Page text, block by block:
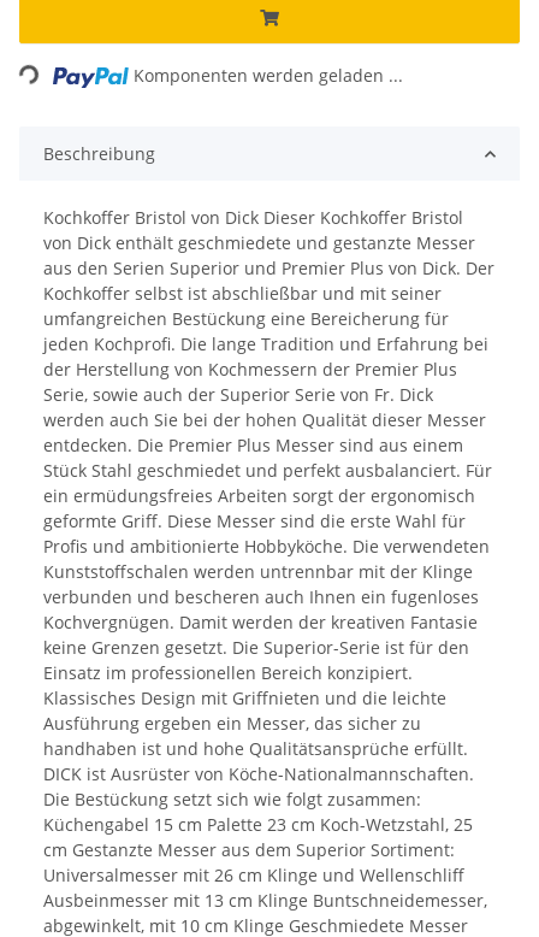
Loading... Komponenten werden geladen ...
Beschreibung
Kochkoffer Bristol von Dick Dieser Kochkoffer Bristol
von Dick enthält geschmiedete und gestanzte Messer
aus den Serien Superior und Premier Plus von Dick. Der
Kochkoffer selbst ist abschließbar und mit seiner
umfangreichen Bestückung eine Bereicherung für
jeden Kochprofi. Die lange Tradition und Erfahrung bei
der Herstellung von Kochmessern der Premier Plus
Serie, sowie auch der Superior Serie von Fr. Dick
werden auch Sie bei der hohen Qualität dieser Messer
entdecken. Die Premier Plus Messer sind aus einem
Stück Stahl geschmiedet und perfekt ausbalanciert. Für
ein ermüdungsfreies Arbeiten sorgt der ergonomisch
geformte Griff. Diese Messer sind die erste Wahl für
Profis und ambitionierte Hobbyköche. Die verwendeten
Kunststoffschalen werden untrennbar mit der Klinge
verbunden und bescheren auch Ihnen ein fugenloses
Kochvergnügen. Damit werden der kreativen Fantasie
keine Grenzen gesetzt. Die Superior-Serie ist für den
Einsatz im professionellen Bereich konzipiert.
Klassisches Design mit Griffnieten und die leichte
Ausführung ergeben ein Messer, das sicher zu
handhaben ist und hohe Qualitätsansprüche erfüllt.
DICK ist Ausrüster von Köche-Nationalmannschaften.
Die Bestückung setzt sich wie folgt zusammen:
Küchengabel 15 cm Palette 23 cm Koch-Wetzstahl, 25
cm Gestanzte Messer aus dem Superior Sortiment:
Universalmesser mit 26 cm Klinge und Wellenschliff
Ausbeinmesser mit 13 cm Klinge Buntschneidemesser,
abgewinkelt, mit 10 cm Klinge Geschmiedete Messer